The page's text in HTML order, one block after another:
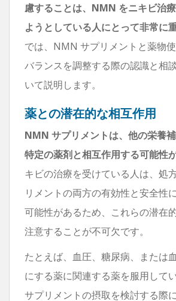
慮することは、NMN をニキビ治
ようとしている人にとって非常に
では、NMN サプリメントと薬物
バランスを調整する際の認識と相
いて説明します。
薬との潜在的な相互作用
NMN サプリメントは、他の栄養補
特定の薬剤と相互作用する可能性
キビの治療を受けている人は、処
リメントの両方の有効性と安全性
可能性があるため、これらの潜在
注意することが不可欠です。
たとえば、血圧、糖尿病、または
にする薬に関連する薬を服用して
サプリメントの摂取を検討する際